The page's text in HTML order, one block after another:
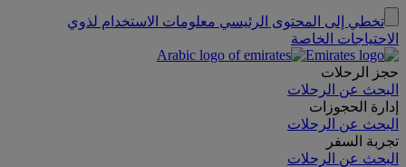
تخطي إلى المحتوى الرئيسي معلومات الاستخدام لذوي
الاحتياجات الخاصة
حجز الرحلات
البحث عن الرحلات
إدارة الحجوزات
البحث عن الرحلات
تجربة السفر
البحث عن الرحلات